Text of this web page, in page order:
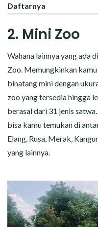
Daftarnya
2. Mini Zoo
Wahana lainnya yang ada
Zoo. Memungkinkan
binatang mini dengan
zoo yang tersedia hingga
berasal dari 31 jenis
bisa kamu temukan di
Elang, Rusa, Merak,
yang lainnya.